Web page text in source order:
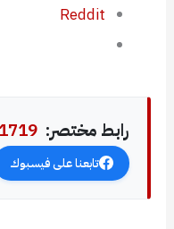
Reddit
رابط مختصر:
تابعنا على فيسبوك